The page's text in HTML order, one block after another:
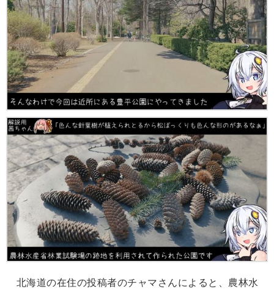
北海道の在住の投稿者のチャマさんによると、農林水